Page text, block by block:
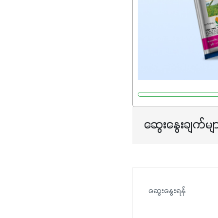
ဆွေးနွေးချက်မျ
ဆွေးနွေးရန်